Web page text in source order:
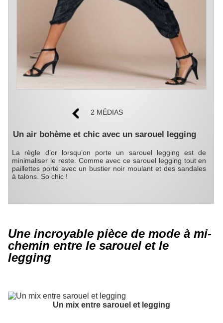
2 MÉDIAS
Un air bohème et chic avec un sarouel legging
La règle d’or lorsqu’on porte un sarouel legging est de
minimaliser le reste. Comme avec ce sarouel legging tout en
paillettes porté avec un bustier noir moulant et des sandales
à talons. So chic !
Une incroyable pièce de mode à mi-
chemin entre le sarouel et le
legging
Un mix entre sarouel et legging